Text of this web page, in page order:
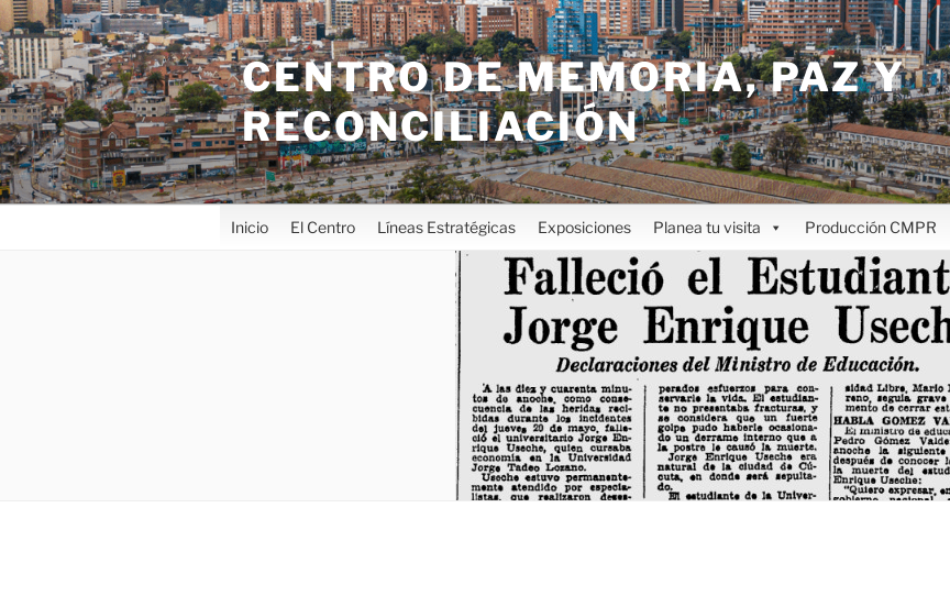
CENTRO DE MEMORIA, PAZ Y
RECONCILIACIÓN
Inicio El Centro Líneas Estratégicas Exposiciones Planea tu visita Producción CMPR